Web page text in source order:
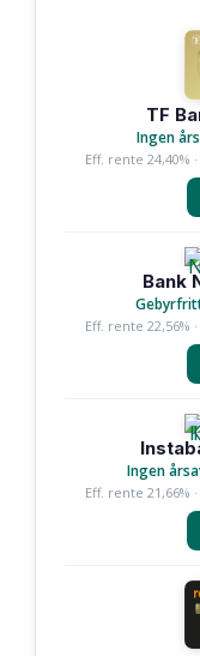
TF
Ingen
Eff. rente 24,40%
Bank
Eff. rente 22,56%
Ingen
Eff. rente 21,66%